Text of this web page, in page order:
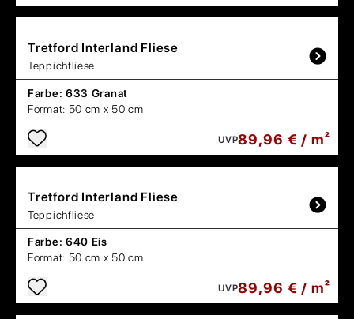
Tretford Interland Fliese
Teppichfliese
Farbe: 633 Granat
Format: 50 cm x 50 cm
UVP89,96 € / m²
Tretford Interland Fliese
Teppichfliese
Farbe: 640 Eis
Format: 50 cm x 50 cm
UVP89,96 € / m²